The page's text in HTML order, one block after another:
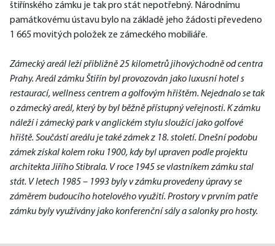
štiřínského zámku je tak pro stát nepotřebný. Národnímu
památkovému ústavu bylo na základě jeho žádosti převedeno
1 665 movitých položek ze zámeckého mobiliáře.
Zámecký areál leží přibližně 25 kilometrů jihovýchodně od centra
Prahy. Areál zámku Štiřín byl provozován jako luxusní hotel s
restaurací, wellness centrem a golfovým hřištěm. Nejednalo se tak
o zámecký areál, který by byl běžně přístupný veřejnosti. K zámku
náleží i zámecký park v anglickém stylu sloužící jako golfové
hřiště. Součástí areálu je také zámek z 18. století. Dnešní podobu
zámek získal kolem roku 1900, kdy byl upraven podle projektu
architekta Jiřího Stibrala. V roce 1945 se vlastníkem zámku stal
stát. V letech 1985 – 1993 byly v zámku provedeny úpravy se
záměrem budoucího hotelového využití. Prostory v prvním patře
zámku byly využívány jako konferenční sály a salonky pro hosty.